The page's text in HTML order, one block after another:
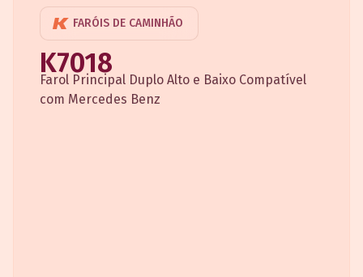
FARÓIS DE CAMINHÃO
K7018
Farol Principal Duplo Alto e Baixo Compatível
com Mercedes Benz